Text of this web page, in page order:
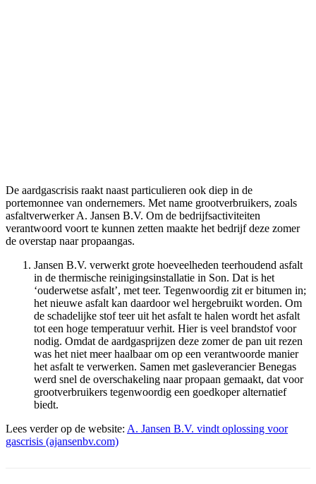
De aardgascrisis raakt naast particulieren ook diep in de
portemonnee van ondernemers. Met name grootverbruikers, zoals
asfaltverwerker A. Jansen B.V. Om de bedrijfsactiviteiten
verantwoord voort te kunnen zetten maakte het bedrijf deze zomer
de overstap naar propaangas.
Jansen B.V. verwerkt grote hoeveelheden teerhoudend asfalt
in de thermische reinigingsinstallatie in Son. Dat is het
‘ouderwetse asfalt’, met teer. Tegenwoordig zit er bitumen in;
het nieuwe asfalt kan daardoor wel hergebruikt worden. Om
de schadelijke stof teer uit het asfalt te halen wordt het asfalt
tot een hoge temperatuur verhit. Hier is veel brandstof voor
nodig. Omdat de aardgasprijzen deze zomer de pan uit rezen
was het niet meer haalbaar om op een verantwoorde manier
het asfalt te verwerken. Samen met gasleverancier Benegas
werd snel de overschakeling naar propaan gemaakt, dat voor
grootverbruikers tegenwoordig een goedkoper alternatief
biedt.
Lees verder op de website: A. Jansen B.V. vindt oplossing voor
gascrisis (ajansenbv.com)